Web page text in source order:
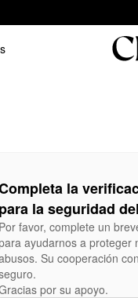
la
para la seguridad
Por favor, complete un
ayudarnos a proteger
Su cooperación
por su apoyo.